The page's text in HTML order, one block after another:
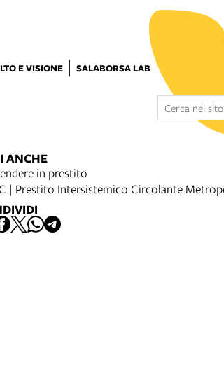
E VISIONE SALABORSA LAB
ANCHE
in prestito
| Prestito Intersistemico Circolante